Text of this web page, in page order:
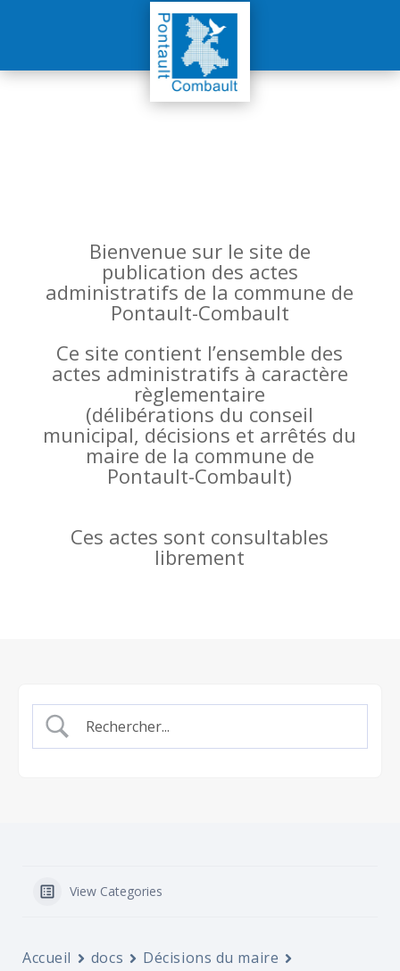
Bienvenue sur le site de
publication des actes
administratifs de la commune de
Pontault-Combault
Ce site contient l’ensemble des
actes administratifs à caractère
règlementaire
(délibérations du conseil
municipal, décisions et arrêtés du
maire de la commune de
Pontault-Combault)
Ces actes sont consultables
librement
View Categories
Accueil docs
Décisions du maire